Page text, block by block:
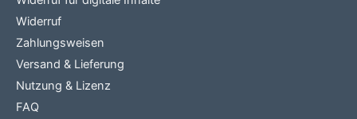
Widerruf
Zahlungsweisen
Versand & Lieferung
Nutzung & Lizenz
FAQ